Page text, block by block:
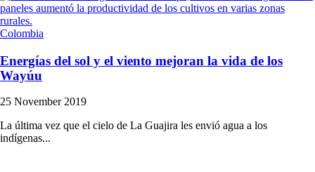
Colombia
Energías del sol y el viento mejoran la vida de los
Wayúu
25 November 2019
La última vez que el cielo de La Guajira les envió agua a los
indígenas...